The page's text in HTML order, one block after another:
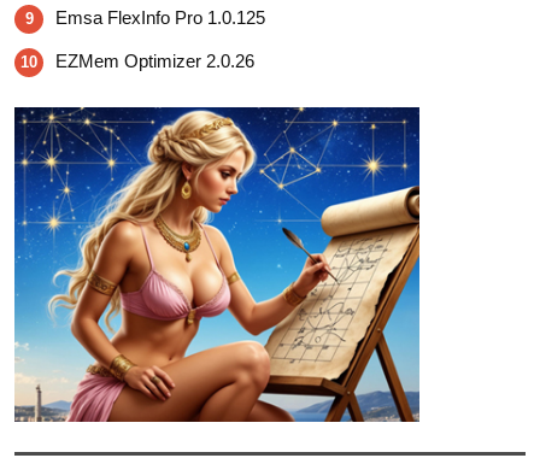
9 Emsa FlexInfo Pro 1.0.125
10 EZMem Optimizer 2.0.26